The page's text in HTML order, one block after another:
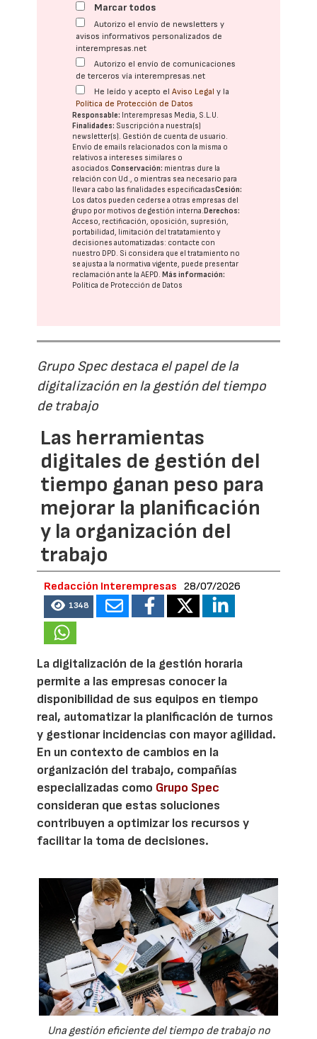
Marcar todos
Autorizo el envío de newsletters y
avisos informativos personalizados de
interempresas.net
Autorizo el envío de comunicaciones
de terceros vía interempresas.net
He leído y acepto elAviso Legal y la
Política de Protección de Datos
Responsable: Interempresas Media, S.L.U.
Finalidades: Suscripción a nuestra(s)
newsletter(s). Gestión de cuenta de usuario.
Envío de emails relacionados con la misma o
relativos a intereses similares o
asociados.Conservación: mientras dure la
relación con Ud., o mientras sea necesario para
llevar a cabo las finalidades especificadasCesión:
Los datos pueden cederse a otras empresas del
grupo por motivos de gestión interna.Derechos:
Acceso, rectificación, oposición, supresión,
portabilidad, limitación del tratatamiento y
decisiones automatizadas: contacte con
nuestro DPD. Si considera que el tratamiento no
se ajusta a la normativa vigente, puede presentar
reclamación ante laAEPD.Más información:
Política de Protección de Datos
Grupo Spec destaca el papel de la
digitalización en la gestión del tiempo
de trabajo
Las herramientas
digitales de gestión del
tiempo ganan peso para
mejorar la planificación
y la organización del
trabajo
Redacción Interempresas 28/07/2026
1348
La digitalización de la gestión horaria
permite a las empresas conocer la
disponibilidad de sus equipos en tiempo
real, automatizar la planificación de turnos
y gestionar incidencias con mayor agilidad.
En un contexto de cambios en la
organización del trabajo, compañías
especializadas como Grupo Spec
consideran que estas soluciones
contribuyen a optimizar los recursos y
facilitar la toma de decisiones.
Una gestión eficiente del tiempo de trabajo no